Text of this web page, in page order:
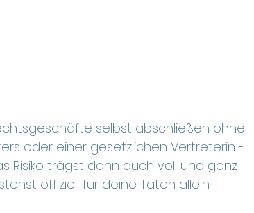
selbst abschließen ohne
oder einer gesetzlichen Vertreterin -
Risiko trägst dann auch voll und ganz
offiziell für deine Taten allein